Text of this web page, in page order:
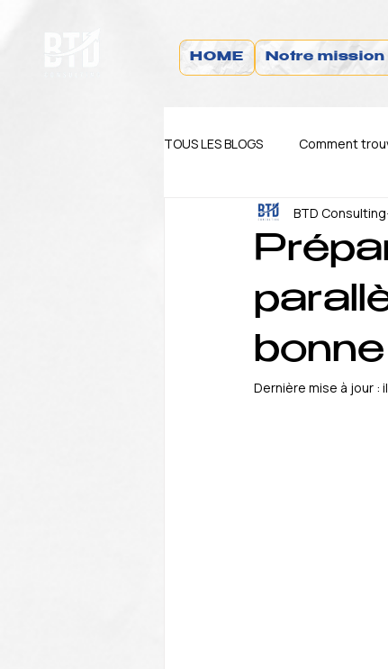
HOME Notre mission
TOUS LES BLOGS Comment
Blog Actualité Blog TIPS
BTD Consulting
Dernière mise à jour :